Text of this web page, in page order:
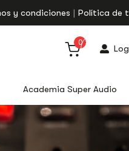
y condiciones
Política de
0
Academia Super Audio